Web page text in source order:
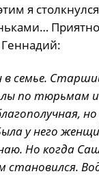
я
Геннадий:
в семье.
по тюрьмам
у него
Но когда
становился.